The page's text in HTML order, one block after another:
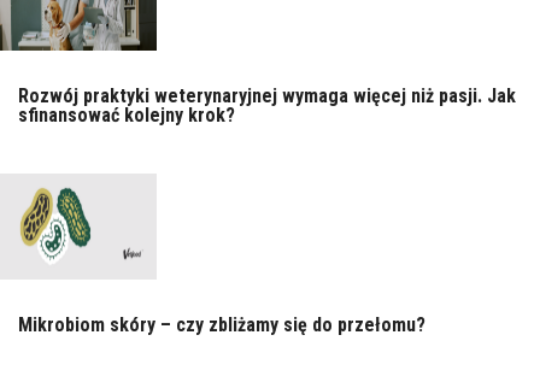
Rozwój praktyki weterynaryjnej wymaga więcej niż pasji. Jak
sfinansować kolejny krok?
Mikrobiom skóry – czy zbliżamy się do przełomu?